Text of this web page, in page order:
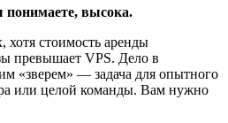
понимаете, высока.
хотя стоимость аренды
превышает VPS. Дело в
«зверем» — задача для опытного
или целой команды. Вам нужно